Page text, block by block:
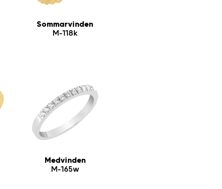
Sommarvinden
M-118k
Medvinden
M-165w